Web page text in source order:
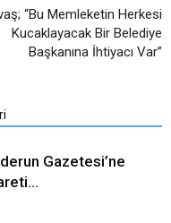
“Bu Memleketin Herkesi
Kucaklayacak Bir Belediye
Başkanına İhtiyacı Var”
Gazetesi’ne